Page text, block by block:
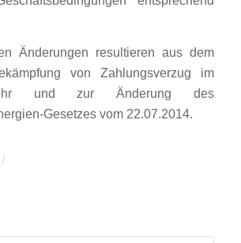
Änderungen resultieren aus dem
von Zahlungsverzug im
und zur Änderung des
Gesetzes vom 22.07.2014.
/